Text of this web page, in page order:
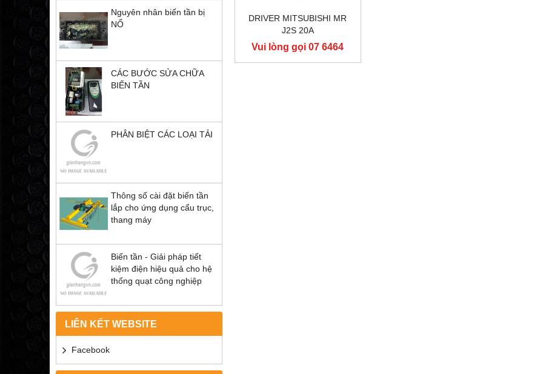
Nguyên nhân biến tần bị
NỔ
CÁC BƯỚC SỬA CHỮA
BIẾN TẦN
PHÂN BIỆT CÁC LOẠI TẢI
Thông số cài đặt biến tần
lắp cho ứng dụng cẩu trục,
thang máy
Biến tần - Giải pháp tiết
kiệm điện hiệu quả cho hệ
thống quạt công nghiệp
LIÊN KẾT WEBSITE
Facebook
DRIVER MITSUBISHI MR
J2S 20A
Vui lòng gọi 07 6464
9556